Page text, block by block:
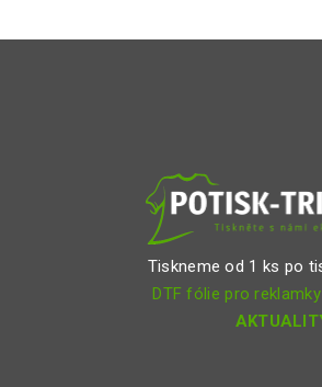
Tiskneme od 1 ks po
DTF fólie pro